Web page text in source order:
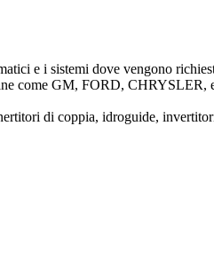
e i sistemi dove vengono
come GM, FORD,
di coppia, idroguide,